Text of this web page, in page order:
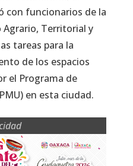
con funcionarios de la
Agrario, Territorial y
tareas para la
de los espacios
el Programa de
en esta ciudad.